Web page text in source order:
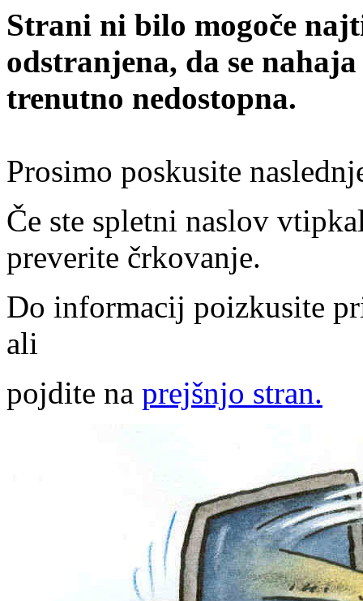
Strani ni bilo mogoče
odstranjena, da se
trenutno nedostopna.
Prosimo poskusite
Če ste spletni naslov
preverite črkovanje.
Do informacij poizkusite
ali
pojdite na prejšnjo stran.